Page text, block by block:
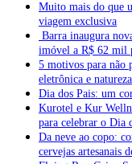
Muito mais do que
viagem exclusiva
Barra inaugura
imóvel a R$ 62 mil
5 motivos para não
eletrônica e
Dia dos Pais: um
Kurotel e Kur
para celebrar o Dia
Da neve ao copo:
cervejas artesanais